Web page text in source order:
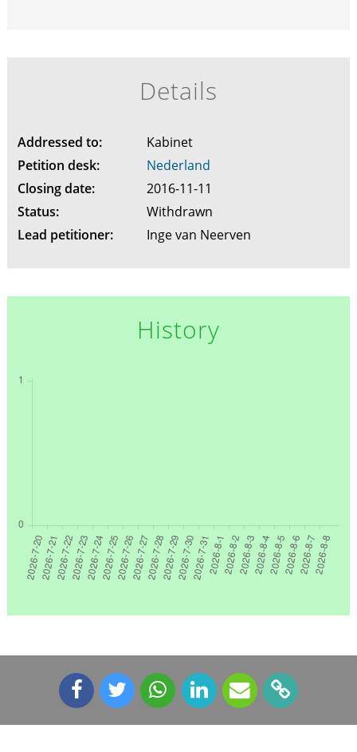
Details
Addressed to:
Kabinet
Petition desk:
Nederland
Closing date:
2016-11-11
Status:
Withdrawn
Lead petitioner:
Inge van Neerven
History